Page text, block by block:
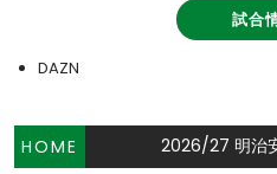
試合
DAZN
HOME 2026/27 明治